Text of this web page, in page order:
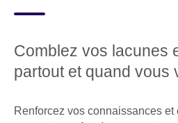
Comblez vos lacunes
partout et quand vous
Renforcez vos connaissances